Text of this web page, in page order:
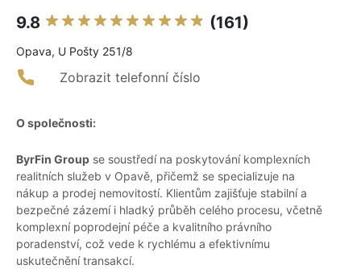
9.8 (161)
Opava, U Pošty 251/8
Zobrazit telefonní číslo
O společnosti:
ByrFin Group se soustředí na poskytování komplexních
realitních služeb v Opavě, přičemž se specializuje na
nákup a prodej nemovitostí. Klientům zajišťuje stabilní a
bezpečné zázemí i hladký průběh celého procesu, včetně
komplexní poprodejní péče a kvalitního právního
poradenství, což vede k rychlému a efektivnímu
uskutečnění transakcí.